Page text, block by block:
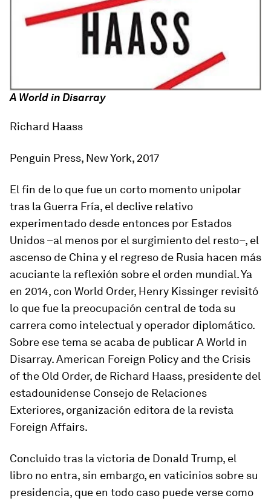
A World in Disarray
Richard Haass
Penguin Press, New York, 2017
El fin de lo que fue un corto momento unipolar
tras la Guerra Fría, el declive relativo
experimentado desde entonces por Estados
Unidos –al menos por el surgimiento del resto–, el
ascenso de China y el regreso de Rusia hacen más
acuciante la reflexión sobre el orden mundial. Ya
en 2014, con World Order, Henry Kissinger revisitó
lo que fue la preocupación central de toda su
carrera como intelectual y operador diplomático.
Sobre ese tema se acaba de publicarA World in
Disarray. American Foreign Policy and the Crisis
of the Old Order, de Richard Haass, presidente del
estadounidense Consejo de Relaciones
Exteriores, organización editora de la revista
Foreign Affairs.
Concluido tras la victoria de Donald Trump, el
libro no entra, sin embargo, en vaticinios sobre su
presidencia, que en todo caso puede verse como